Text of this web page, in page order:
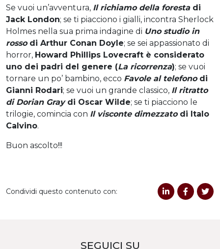
Se vuoi un’avventura, Il richiamo della forestadi
Jack London; se ti piacciono i gialli, incontra Sherlock
Holmes nella sua prima indagine di Uno studio in
rossodi Arthur Conan Doyle; se sei appassionato di
horror, Howard Phillips Lovecraft è considerato
uno dei padri del genere (La ricorrenza); se vuoi
tornare un po’ bambino, ecco Favole al telefonodi
Gianni Rodari; se vuoi un grande classico, Il ritratto
di Dorian Graydi Oscar Wilde; se ti piacciono le
trilogie, comincia con Il visconte dimezzato di Italo
Calvino.
Buon ascolto!!!
Condividi questo contenuto con:
SEGUICI SU